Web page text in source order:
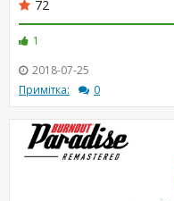
72
1
2018-07-25
Примітка:
0